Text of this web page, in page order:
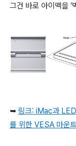
그건 바로 아이맥을 '
➥ 링크: iMac과
를 위한 VESA 마운